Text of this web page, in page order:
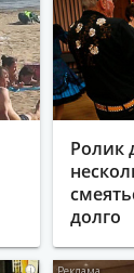
Ролик
долго